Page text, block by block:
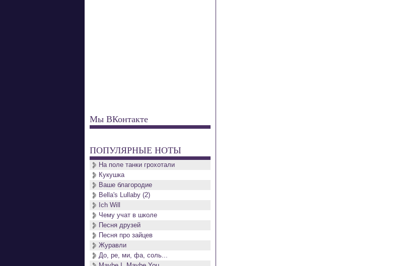
Мы ВКонтакте
ПОПУЛЯРНЫЕ НОТЫ
На поле танки грохотали
Кукушка
Ваше благородие
Bella's Lullaby (2)
Ich Will
Чему учат в школе
Песня друзей
Песня про зайцев
Журавли
До, ре, ми, фа, соль...